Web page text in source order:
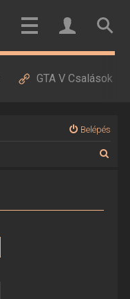
GTA V Csalások
Belépés